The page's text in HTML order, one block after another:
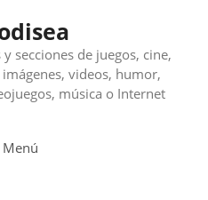
secciones de juegos, cine,
videos, humor,
música o Internet
Menú